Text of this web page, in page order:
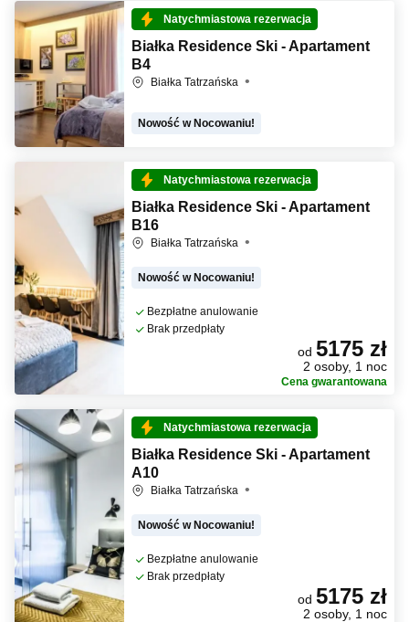
Natychmiastowa rezerwacja
Białka Residence Ski - Apartament
B4
Białka Tatrzańska
Nowość w Nocowaniu!
Natychmiastowa rezerwacja
Białka Residence Ski - Apartament
B16
Białka Tatrzańska
Nowość w Nocowaniu!
Bezpłatne anulowanie
Brak przedpłaty
od 5175 zł
2 osoby, 1 noc
Cena gwarantowana
Natychmiastowa rezerwacja
Białka Residence Ski - Apartament
A10
Białka Tatrzańska
Nowość w Nocowaniu!
Bezpłatne anulowanie
Brak przedpłaty
od 5175 zł
2 osoby, 1 noc